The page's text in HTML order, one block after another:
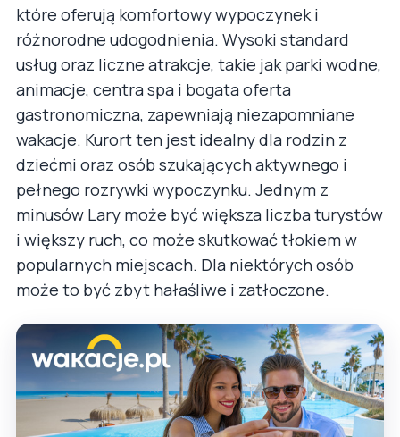
które oferują komfortowy wypoczynek i
różnorodne udogodnienia. Wysoki standard
usług oraz liczne atrakcje, takie jak parki wodne,
animacje, centra spa i bogata oferta
gastronomiczna, zapewniają niezapomniane
wakacje. Kurort ten jest idealny dla rodzin z
dziećmi oraz osób szukających aktywnego i
pełnego rozrywki wypoczynku. Jednym z
minusów Lary może być większa liczba turystów
i większy ruch, co może skutkować tłokiem w
popularnych miejscach. Dla niektórych osób
może to być zbyt hałaśliwe i zatłoczone.